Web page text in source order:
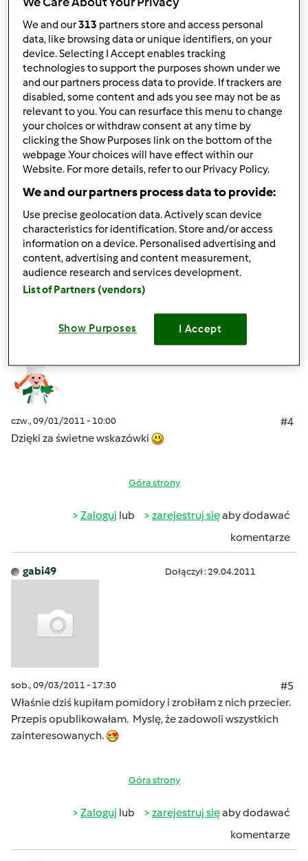
czw., 09/01/2011 - 06:53
Ja proponuję utworzyć jeszcze zbiór "Przetwory z
owoców i warzyw" Szukam przepisu na przecier
sak z pomidorów i zagotować jak inne przetwory do
słoiczków. Będę eksperymentować.
Góra strony
Zalogujlub
komentarze
Dołączył : 08.11.2010
czw., 09/01/2011 - 10:00
#4
Dzięki za świetne wskazówki
Góra strony
Zaloguj lub zarejestruj sięaby dodawać
komentarze
gabi49 Dołączył : 29.04.2011
sob., 09/03/2011 - 17:30
#5
Właśnie dziś kupiłam pomidory i zrobiłam z nich przecier.
Przepis opublikowałam. Myslę, że zadowoli wszystkich
zainteresowanych.
Góra strony
Zaloguj lub zarejestruj sięaby dodawać
komentarze
We and our313 partners store and access personal
data, like browsing data or unique identifiers, on your
device. Selecting I Accept enables tracking
technologies to support the purposes shown under we
and our partners process data to provide. If trackers are
disabled, some content and ads you see may not be as
relevant to you. You can resurface this menu to change
your choices or withdraw consent at any time by
clicking the Show Purposes link on the bottom of the
webpage .Your choices will have effect within our
Website. For more details, refer to our Privacy Policy.
We and our partners process data to provide:
Use precise geolocation data. Actively scan device
characteristics for identification. Store and/or access
information on a device. Personalised advertising and
content, advertising and content measurement,
audience research and services development.
List of Partners (vendors)
Show Purposes I Accept